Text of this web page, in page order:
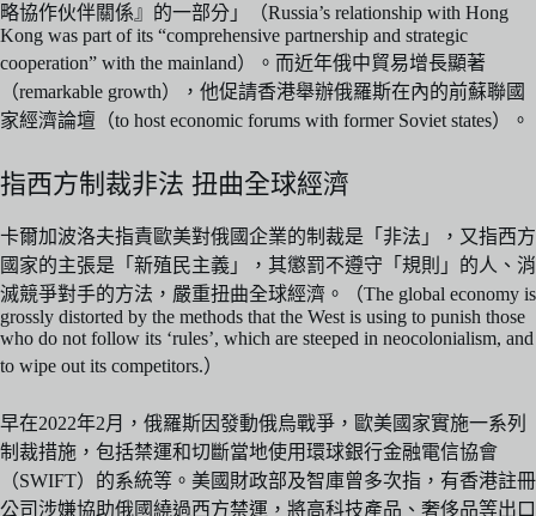
略協作伙伴關係』的一部分」（Russia’s relationship with Hong
Kong was part of its “comprehensive partnership and strategic
cooperation” with the mainland）。而近年俄中貿易增長顯著
（remarkable growth），他促請香港舉辦俄羅斯在內的前蘇聯國
家經濟論壇（to host economic forums with former Soviet states）。
指西方制裁非法 扭曲全球經濟
卡爾加波洛夫指責歐美對俄國企業的制裁是「非法」，又指西方
國家的主張是「新殖民主義」，其懲罰不遵守「規則」的人、消
滅競爭對手的方法，嚴重扭曲全球經濟。（The global economy is
grossly distorted by the methods that the West is using to punish those
who do not follow its ‘rules’, which are steeped in neocolonialism, and
to wipe out its competitors.）
早在2022年2月，俄羅斯因發動俄烏戰爭，歐美國家實施一系列
制裁措施，包括禁運和切斷當地使用環球銀行金融電信協會
（SWIFT）的系統等。美國財政部及智庫曾多次指，有香港註冊
公司涉嫌協助俄國繞過西方禁運，將高科技產品、奢侈品等出口